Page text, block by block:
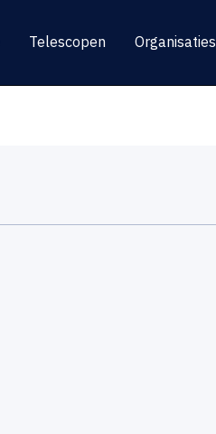
Telescopen Organisaties